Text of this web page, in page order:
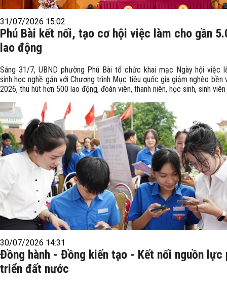
31/07/2026 15:02
Phú Bài kết nối, tạo cơ hội việc làm cho gần
lao động
Sáng 31/7, UBND phường Phú Bài tổ chức khai mạc Ngày hội việc
sinh học nghề gắn với Chương trình Mục tiêu quốc gia giảm nghèo bền
2026, thu hút hơn 500 lao động, đoàn viên, thanh niên, học sinh, sinh
30/07/2026 14:31
Đồng hành - Đồng kiến tạo - Kết nối nguồn lực
triển đất nước